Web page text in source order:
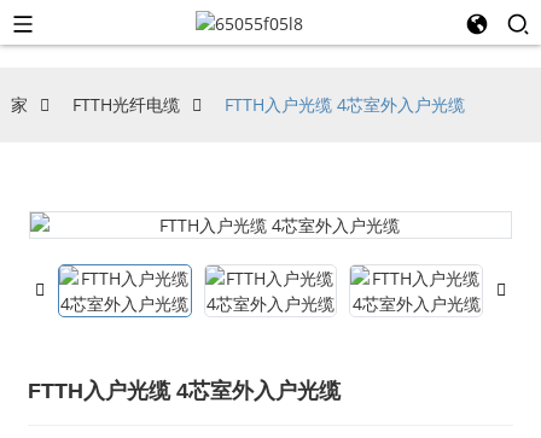
家 FTTH光纤电缆 FTTH入户光缆 4芯室外入户光缆
FTTH入户光缆 4芯室外入户光缆